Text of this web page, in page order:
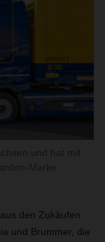
den Zukäufen
und Brummer, die